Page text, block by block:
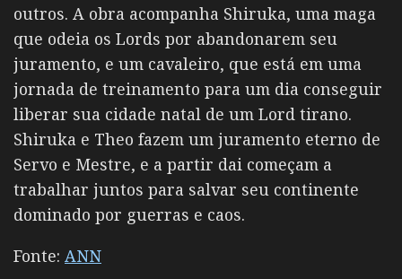
outros. A obra acompanha Shiruka, uma maga
que odeia os Lords por abandonarem seu
juramento, e um cavaleiro, que está em uma
jornada de treinamento para um dia conseguir
liberar sua cidade natal de um Lord tirano.
Shiruka e Theo fazem um juramento eterno de
Servo e Mestre, e a partir dai começam a
trabalhar juntos para salvar seu continente
dominado por guerras e caos.
Fonte: ANN